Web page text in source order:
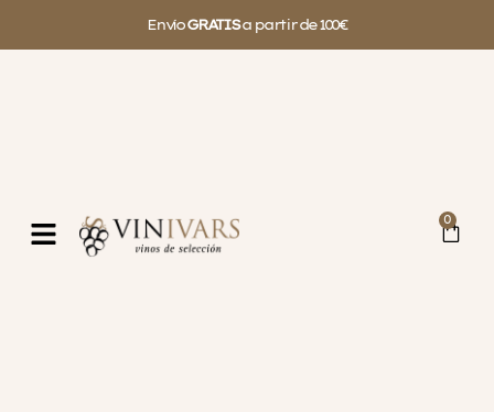
EnvíoGRATISa partir de 100€
0